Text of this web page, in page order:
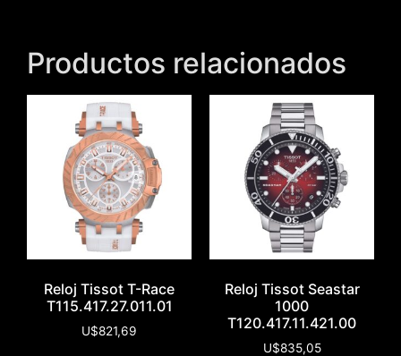
Productos relacionados
Reloj Tissot T-Race
T115.417.27.011.01
U$821,69
Reloj Tissot Seastar
1000
T120.417.11.421.00
U$835,05